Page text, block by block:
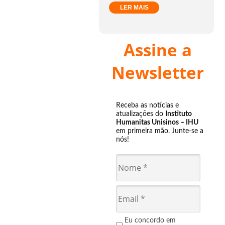
LER MAIS
Assine a
Newsletter
Receba as notícias e
atualizações do Instituto
Humanitas Unisinos – IHU
em primeira mão. Junte-se a
nós!
Eu concordo em